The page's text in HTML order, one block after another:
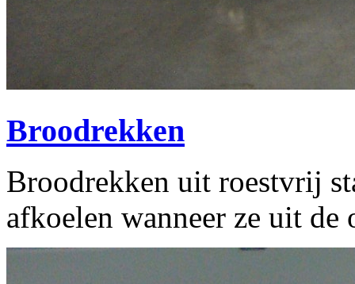
Broodrekken
Broodrekken uit roestvrij
afkoelen wanneer ze uit de